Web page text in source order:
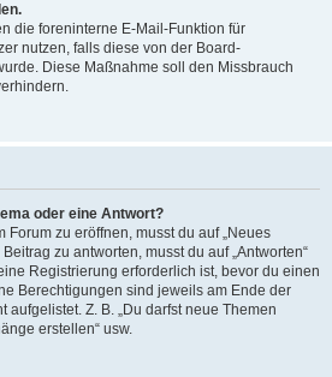
die foreninterne E-Mail-Funktion für
nutzen, falls diese von der Board-
Diese Maßnahme soll den Missbrauch
oder eine Antwort?
Forum zu eröffnen, musst du auf „Neues
zu antworten, musst du auf „Antworten“
Registrierung erforderlich ist, bevor du einen
Berechtigungen sind jeweils am Ende der
aufgelistet. Z. B. „Du darfst neue Themen
erstellen“ usw.